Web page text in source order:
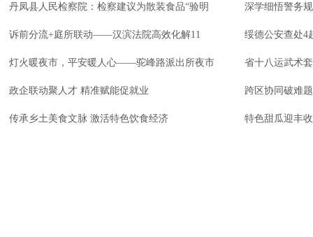
丹凤县人民检察院：检察建议为散装食品“验明 深学细悟警务
诉前分流+庭所联动——汉滨法院高效化解11 绥德公安查处4
灯火暖夜市，平安暖人心——驼峰路派出所夜市 省十八运武术
政企联动聚人才 精准赋能促就业 跨区协同破难
传承乡土美食文脉 激活特色饮食经济 特色甜瓜迎丰